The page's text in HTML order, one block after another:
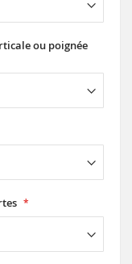
ou poignée